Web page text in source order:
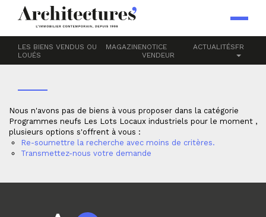
LES BIENS VENDUS OU
LOUÉS
MAGAZINENOTICE
VENDEUR
ACTUALITÉSFR
Accueil Programmes neufs
LOCAUX INDUSTRIELS
Nous n'avons pas de biens à vous proposer dans la catégorie
Programmes neufs Les Lots Locaux industriels pour le moment ,
plusieurs options s'offrent à vous :
Re-soumettre la recherche avec moins de critères.
Transmettez-nous votre demande